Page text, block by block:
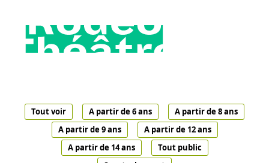
Tout voir A partir de 6 ans
A partir de 8 ans
A partir de 9 ans
A partir de 12 ans
A partir de 14 ans
Tout public